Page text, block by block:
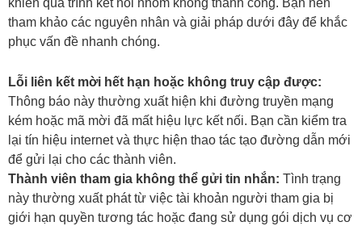
khiến quá trình kết nối nhóm không thành công. Bạn nên
tham khảo các nguyên nhân và giải pháp dưới đây để khắc
phục vấn đề nhanh chóng.
Lỗi liên kết mời hết hạn hoặc không truy cập được:
Thông báo này thường xuất hiện khi đường truyền mạng
kém hoặc mã mời đã mất hiệu lực kết nối. Bạn cần kiểm tra
lại tín hiệu internet và thực hiện thao tác tạo đường dẫn mới
để gửi lại cho các thành viên.
Thành viên tham gia không thể gửi tin nhắn: Tình trạng
này thường xuất phát từ việc tài khoản người tham gia bị
giới hạn quyền tương tác hoặc đang sử dụng gói dịch vụ cơ